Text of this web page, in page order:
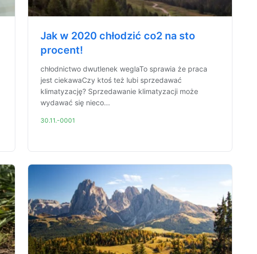
Jak w 2020 chłodzić co2 na sto
procent!
chłodnictwo dwutlenek weglaTo sprawia że praca
jest ciekawaCzy ktoś też lubi sprzedawać
klimatyzację? Sprzedawanie klimatyzacji może
wydawać się nieco...
30.11.-0001